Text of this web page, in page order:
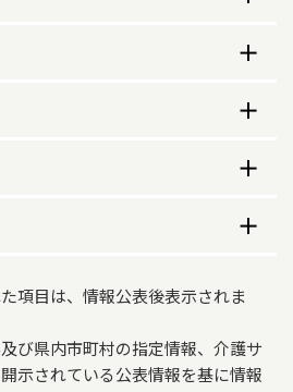
ン利用定員
やかなケアでお年寄とご家
すが、現実には重介護を始
幸せをご家族の皆様と共に
おります。入所期間中は、
から開放し、自らの生活を
0 1
5
円（おやつ代含む）・夜
方法
項目は、情報公表後表示されま
び県内市町村の指定情報、介護サ
示されている公表情報を基に情報